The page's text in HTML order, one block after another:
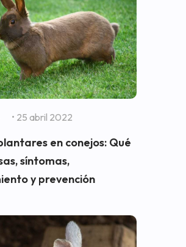
• 25 abril 2022
en conejos: Qué
síntomas,
y prevención